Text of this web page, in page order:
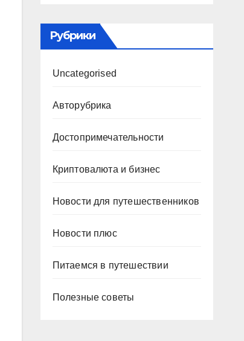
Рубрики
Uncategorised
Авторубрика
Достопримечательности
Криптовалюта и бизнес
Новости для путешественников
Новости плюс
Питаемся в путешествии
Полезные советы